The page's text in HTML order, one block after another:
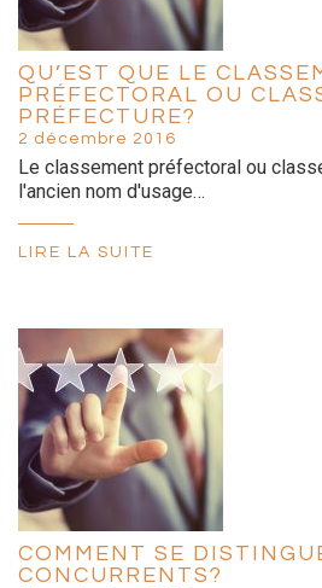
QU’EST QUE LE
PRÉFECTORAL OU
PRÉFECTURE?
2 décembre 2016
Le classement préfectoral ou
l'ancien nom d'usage…
LIRE LA SUITE
COMMENT SE
CONCURRENTS?